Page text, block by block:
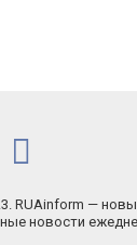
RUAinform —
новости